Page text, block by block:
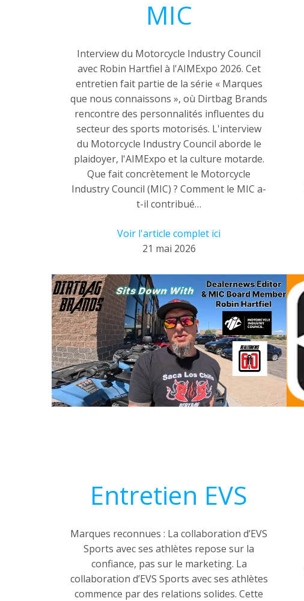
MIC
Interview du Motorcycle Industry Council
avec Robin Hartfiel à l'AIMExpo 2026. Cet
entretien fait partie de la série « Marques
que nous connaissons », où Dirtbag Brands
rencontre des personnalités influentes du
secteur des sports motorisés. L'interview
du Motorcycle Industry Council aborde le
plaidoyer, l'AIMExpo et la culture motarde.
Que fait concrètement le Motorcycle
Industry Council (MIC) ? Comment le MIC a-
t-il contribué…
Voir l'article complet ici
21 mai 2026
Entretien EVS
Marques reconnues : La collaboration d’EVS
Sports avec ses athlètes repose sur la
confiance, pas sur le marketing. La
collaboration d’EVS Sports avec ses athlètes
commence par des relations solides. Cette